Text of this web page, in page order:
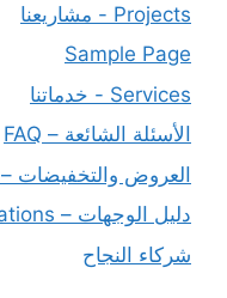
Projects - مشاريعنا
Sample Page
Services - خدماتنا
الأسئلة الشائعة – FAQ
العروض والتخفيضات – Offers & Discounts
دليل الوجهات – Shipping Destinations
شركاء النجاح